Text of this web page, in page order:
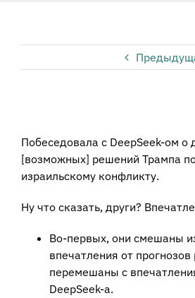
Larger
Image
Побеседовала с DeepSeek-ом о
[возможных] решений Трампа
израильскому конфликту.
Ну что сказать, други?
Во-первых, они смешаны
впечатления от
перемешаны с
DeepSeek-а.